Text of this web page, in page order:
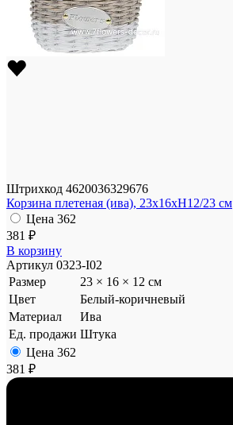
Штрихкод 4620036329676
Корзина плетеная (ива), 23x16xH12/23 см
Цена 362
381 ₽
В корзину
Артикул 0323-I02
Размер
23 × 16 × 12 см
Цвет
Белый-коричневый
Материал
Ива
Ед. продажи Штука
Цена 362
381 ₽